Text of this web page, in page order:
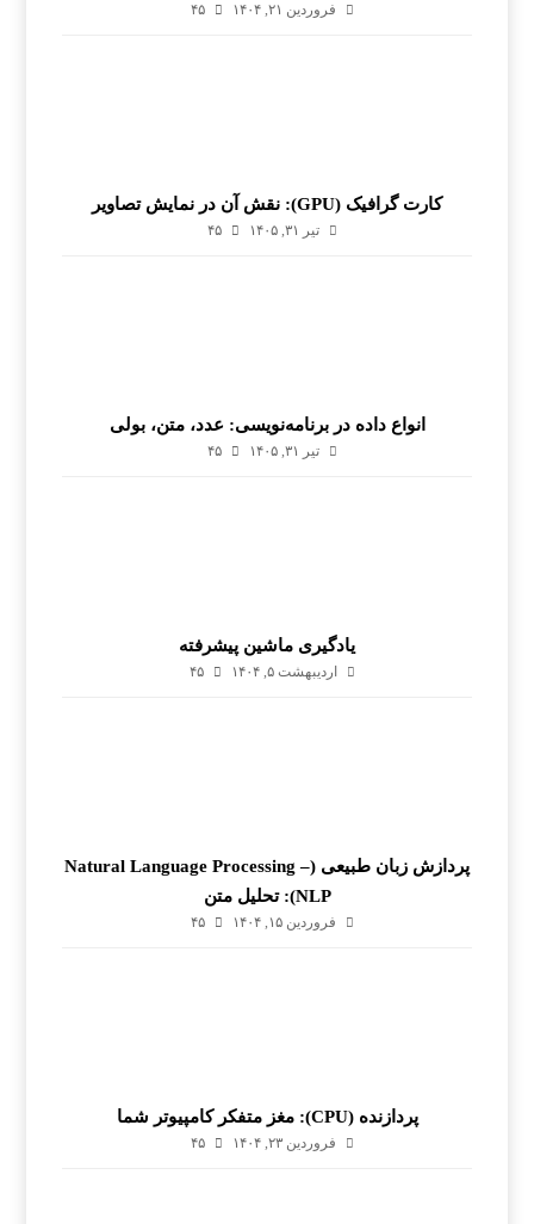
فروردین ۲۱, ۱۴۰۴ ۴۵
کارت گرافیک (GPU): نقش آن در نمایش تصاویر
تیر ۳۱, ۱۴۰۵ ۴۵
انواع داده در برنامه‌نویسی: عدد، متن، بولی
تیر ۳۱, ۱۴۰۵ ۴۵
یادگیری ماشین پیشرفته
اردیبهشت ۵, ۱۴۰۴ ۴۵
پردازش زبان طبیعی (Natural Language Processing –
NLP): تحلیل متن
فروردین ۱۵, ۱۴۰۴ ۴۵
پردازنده (CPU): مغز متفکر کامپیوتر شما
فروردین ۲۳, ۱۴۰۴ ۴۵